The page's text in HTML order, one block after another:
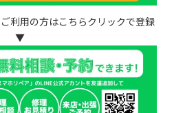
利用の方はこちらクリックで登録
▼